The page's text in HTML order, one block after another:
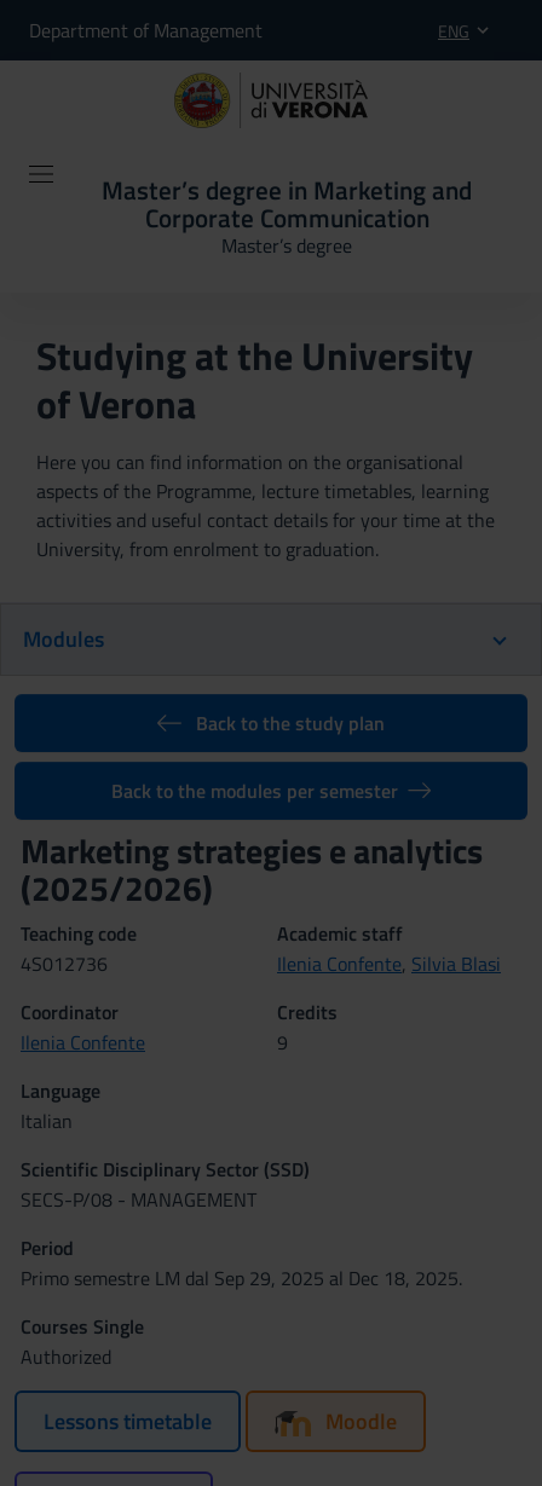
Department of Management ENG
Master’s degree in Marketing and
Corporate Communication
Master’s degree
Studying at the University
of Verona
Here you can find information on the organisational
aspects of the Programme, lecture timetables, learning
activities and useful contact details for your time at the
University, from enrolment to graduation.
Modules
Back to the study plan
Back to the modules per semester
Marketing strategies e analytics
(2025/2026)
Teaching code
4S012736
Academic staff
Ilenia Confente, Silvia Blasi
Coordinator
Ilenia Confente
Credits
9
Language
Italian
Scientific Disciplinary Sector (SSD)
SECS-P/08 - MANAGEMENT
Period
Primo semestre LM dal Sep 29, 2025 al Dec 18, 2025.
Courses Single
Authorized
Lessons timetable Moodle